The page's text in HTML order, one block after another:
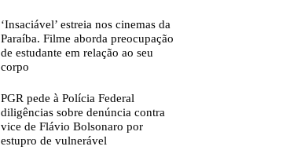
‘Insaciável’ estreia nos cinemas da
Paraíba. Filme aborda preocupação
de estudante em relação ao seu
corpo
PGR pede à Polícia Federal
diligências sobre denúncia contra
vice de Flávio Bolsonaro por
estupro de vulnerável